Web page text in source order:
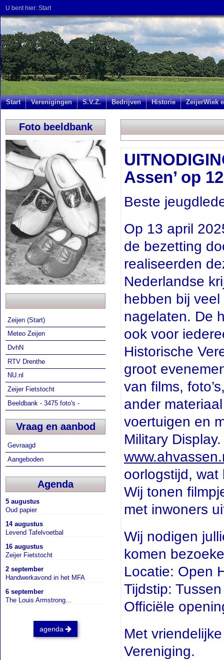
U bent hier: Start
Start Verenigingen S.V.Z. Bedrijven Historie ZeijerWiek
Foto beeldbank
Zeijen (Start)
Meteo Zeijen
DvhN
RTV Drenthe
NU.nl
Zeijer Fietstocht
Beeldbank - 3475 foto's -
Vraag en aanbod
Gevraagd
Aangeboden
Agenda
5 augustus
Oud papier
14 augustus
Levend Tafelvoetbal
16 augustus
Zeijer Fietstocht
2 september
Handwerkavond in het MFA
6 september
The Louis Armstrong...
agenda
Assen’ op
Beste
Op 13 april
de bezetting
realiseerden
Nederlandse
hebben bij
nagelaten. De
ook voor
Historische
groot
van films,
ander
voertuigen en
Military
oorlogstijd,
Wij tonen
met inwoners
Wij nodigen
komen
Locatie: Open
Tijdstip:
Officiële
Met
Vereniging.